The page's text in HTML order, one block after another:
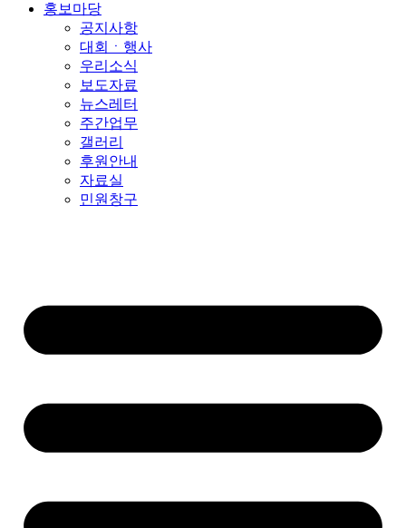
홍보마당
공지사항
대회ㆍ행사
우리소식
보도자료
뉴스레터
주간업무
갤러리
후원안내
자료실
민원창구